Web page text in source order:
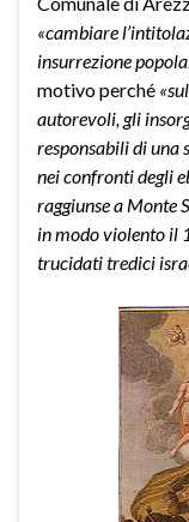
«cambiare
insurrezione
motivo perché
autorevoli, gli
responsabili di una
nei confronti degli
raggiunse a Monte
in modo violento il
trucidati tredici